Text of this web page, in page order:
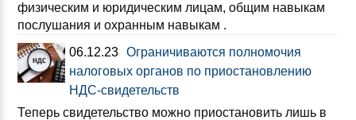
физическим и юридическим лицам, общим навыкам
послушания и охранным навыкам .
06.12.23 Ограничиваются полномочия
налоговых органов по приостановлению
НДС-свидетельств
Теперь свидетельство можно приостановить лишь в